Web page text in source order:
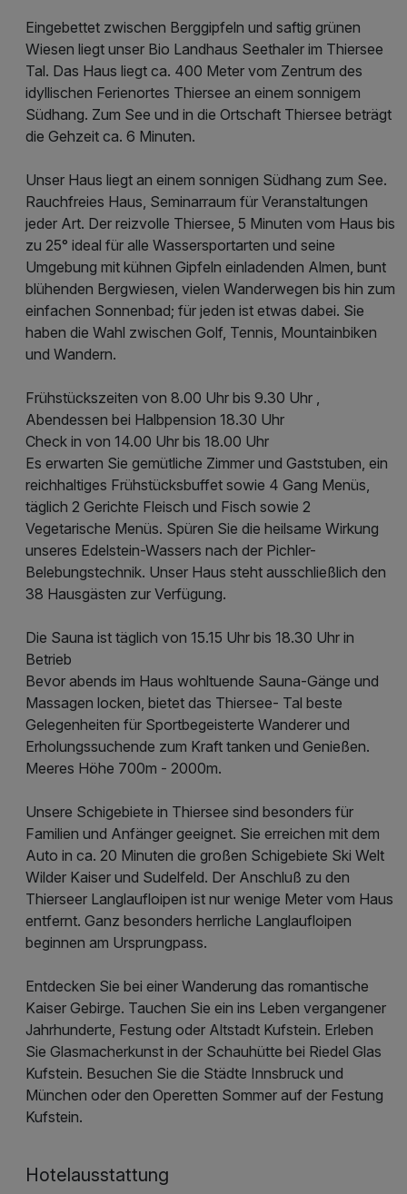
Eingebettet zwischen Berggipfeln und saftig grünen
Wiesen liegt unser Bio Landhaus Seethaler im Thiersee
Tal. Das Haus liegt ca. 400 Meter vom Zentrum des
idyllischen Ferienortes Thiersee an einem sonnigem
Südhang. Zum See und in die Ortschaft Thiersee beträgt
die Gehzeit ca. 6 Minuten.
Unser Haus liegt an einem sonnigen Südhang zum See.
Rauchfreies Haus, Seminarraum für Veranstaltungen
jeder Art. Der reizvolle Thiersee, 5 Minuten vom Haus bis
zu 25° ideal für alle Wassersportarten und seine
Umgebung mit kühnen Gipfeln einladenden Almen, bunt
blühenden Bergwiesen, vielen Wanderwegen bis hin zum
einfachen Sonnenbad; für jeden ist etwas dabei. Sie
haben die Wahl zwischen Golf, Tennis, Mountainbiken
und Wandern.
Frühstückszeiten von 8.00 Uhr bis 9.30 Uhr ,
Abendessen bei Halbpension 18.30 Uhr
Check in von 14.00 Uhr bis 18.00 Uhr
Es erwarten Sie gemütliche Zimmer und Gaststuben, ein
reichhaltiges Frühstücksbuffet sowie 4 Gang Menüs,
täglich 2 Gerichte Fleisch und Fisch sowie 2
Vegetarische Menüs. Spüren Sie die heilsame Wirkung
unseres Edelstein-Wassers nach der Pichler-
Belebungstechnik. Unser Haus steht ausschließlich den
38 Hausgästen zur Verfügung.
Die Sauna ist täglich von 15.15 Uhr bis 18.30 Uhr in
Betrieb
Bevor abends im Haus wohltuende Sauna-Gänge und
Massagen locken, bietet das Thiersee- Tal beste
Gelegenheiten für Sportbegeisterte Wanderer und
Erholungssuchende zum Kraft tanken und Genießen.
Meeres Höhe 700m - 2000m.
Unsere Schigebiete in Thiersee sind besonders für
Familien und Anfänger geeignet. Sie erreichen mit dem
Auto in ca. 20 Minuten die großen Schigebiete Ski Welt
Wilder Kaiser und Sudelfeld. Der Anschluß zu den
Thierseer Langlaufloipen ist nur wenige Meter vom Haus
entfernt. Ganz besonders herrliche Langlaufloipen
beginnen am Ursprungpass.
Entdecken Sie bei einer Wanderung das romantische
Kaiser Gebirge. Tauchen Sie ein ins Leben vergangener
Jahrhunderte, Festung oder Altstadt Kufstein. Erleben
Sie Glasmacherkunst in der Schauhütte bei Riedel Glas
Kufstein. Besuchen Sie die Städte Innsbruck und
München oder den Operetten Sommer auf der Festung
Kufstein.
Hotelausstattung